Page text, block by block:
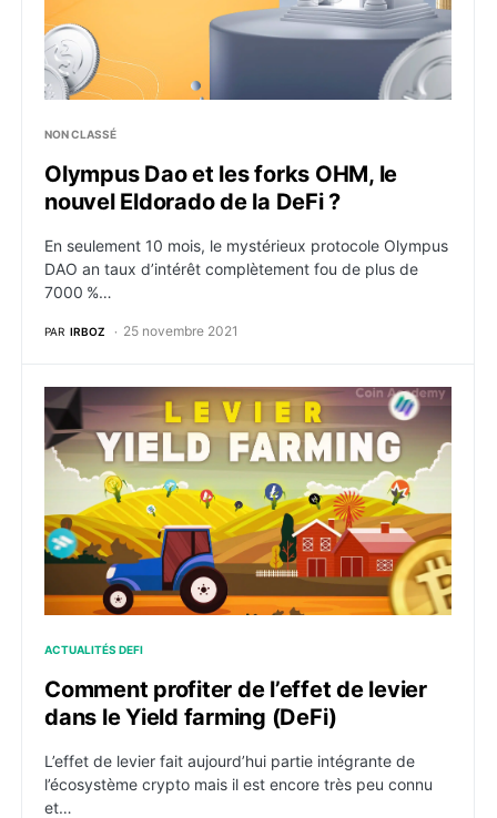
NON CLASSÉ
Olympus Dao et les forks OHM, le
nouvel Eldorado de la DeFi ?
En seulement 10 mois, le mystérieux protocole Olympus
DAO an taux d’intérêt complètement fou de plus de
7000 %…
PAR IRBOZ 25 novembre 2021
Comment profiter de l’effet de levier dans le Yield
ACTUALITÉS DEFI
Comment profiter de l’effet de levier
dans le Yield farming (DeFi)
L’effet de levier fait aujourd’hui partie intégrante de
l’écosystème crypto mais il est encore très peu connu
et…